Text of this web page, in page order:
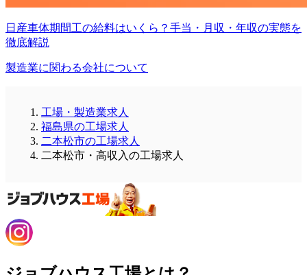
日産車体期間工の給料はいくら？手当・月収・年収の実態を
徹底解説
製造業に関わる会社について
工場・製造業求人
福島県の工場求人
二本松市の工場求人
二本松市・高収入の工場求人